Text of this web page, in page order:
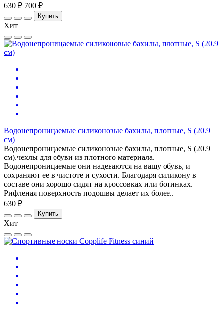
630 ₽ 700 ₽
Купить
Хит
Водонепроницаемые силиконовые бахилы, плотные, S (20.9
см)
Водонепроницаемые силиконовые бахилы, плотные, S (20.9
см).чехлы для обуви из плотного материала.
Водонепроницаемые они надеваются на вашу обувь, и
сохраняют ее в чистоте и сухости. Благодаря силикону в
составе они хорошо сидят на кроссовках или ботинках.
Рифленая поверхность подошвы делает их более..
630 ₽
Купить
Хит